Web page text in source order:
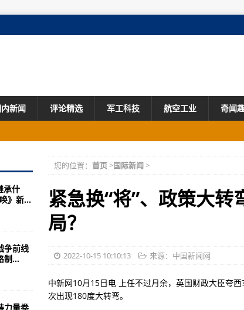
新闻 评论精选 军工科技 航空工业 奇闻
需求的陷阱
国通胀“高烧不退”
美国人林登：用38年的经历写一封给中国的情书
损害 经济的衰退
长
您的位置： 首页>国际新闻>
紧急换“将”、政策大
局？
2022-10-15 10:10:13 来源：中国新闻网
中新网10月15日电 上任不过月余，英国财政大臣夸
次出现180度大转弯。
承什
》新...
争前线
制...
力量卷